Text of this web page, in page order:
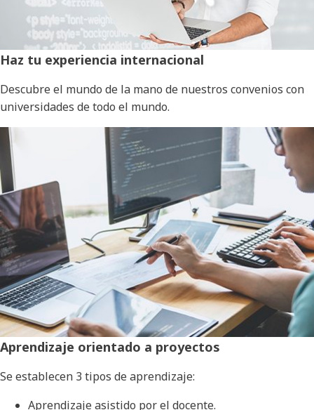
Haz tu experiencia internacional
Descubre el mundo de la mano de nuestros convenios con
universidades de todo el mundo.
Aprendizaje orientado a proyectos
Se establecen 3 tipos de aprendizaje:
Aprendizaje asistido por el docente.